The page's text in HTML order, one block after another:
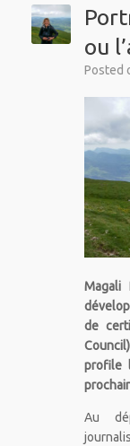
ou
Posted
Magali
de
profile
Au